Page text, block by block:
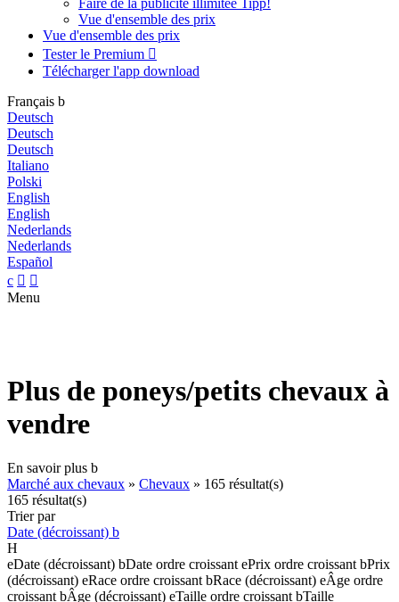
Faire de la publicité illimitée Tipp!
Vue d'ensemble des prix
Vue d'ensemble des prix
Tester le Premium 
Télécharger l'app download
Français b
Deutsch
Deutsch
Deutsch
Italiano
Polski
English
English
Nederlands
Nederlands
Español
c  
Menu
Plus de poneys/petits chevaux à
vendre
En savoir plus b
Marché aux chevaux » Chevaux » 165 résultat(s)
165 résultat(s)
Trier par
Date (décroissant) b
H
eDate (décroissant) bDate ordre croissant ePrix ordre croissant bPrix
(décroissant) eRace ordre croissant bRace (décroissant) eÂge ordre
croissant bÂge (décroissant) eTaille ordre croissant bTaille